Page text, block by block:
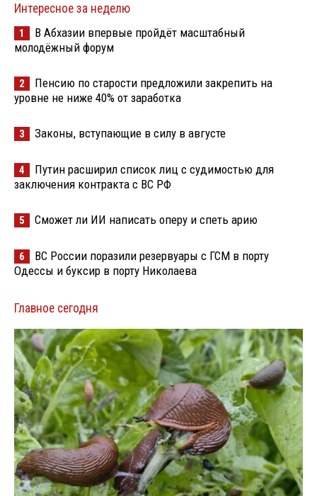
Интересное за неделю
1
В Абхазии впервые пройдёт масштабный
молодёжный форум
2
Пенсию по старости предложили закрепить на
уровне не ниже 40% от заработка
3 Законы, вступающие в силу в августе
4
Путин расширил список лиц с судимостью для
заключения контракта с ВС РФ
5 Сможет ли ИИ написать оперу и спеть арию
6
ВС России поразили резервуары с ГСМ в порту
Одессы и буксир в порту Николаева
Главное сегодня